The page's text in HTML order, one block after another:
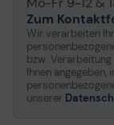
Zum
Wir verarbeiten
bzw.
Ihnen
unserer